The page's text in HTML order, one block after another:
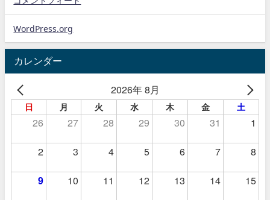
WordPress.org
カレンダー
2026年 8月
日 月 火 水 木 金 土
26 27 28 29 30 31 1
2 3 4 5 6 7 8
9 10 11 12 13 14 15